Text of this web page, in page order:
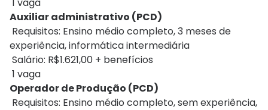
Auxiliar administrativo (PCD)
Requisitos: Ensino médio completo, 3 meses de
experiência, informática intermediária
Salário: R$1.621,00 + benefícios
1 vaga
Operador de Produção (PCD)
Requisitos: Ensino médio completo, sem experiência,